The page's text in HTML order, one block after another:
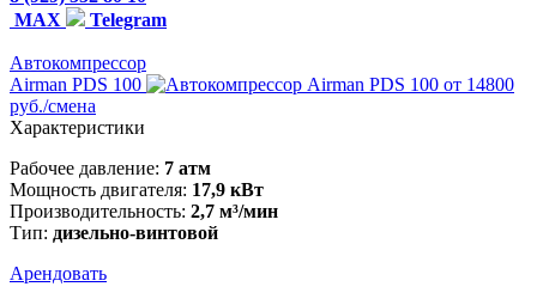
MAX
Telegram
Автокомпрессор
Airman PDS 100
от 14800
руб./смена
Характеристики
Рабочее давление: 7 атм
Мощность двигателя: 17,9 кВт
Производительность: 2,7 м³/мин
Тип: дизельно-винтовой
Арендовать